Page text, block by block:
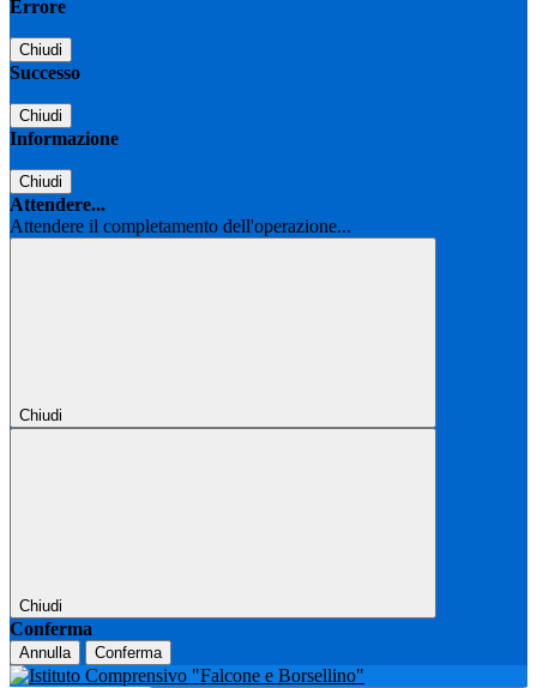
Errore
Chiudi
Successo
Chiudi
Informazione
Chiudi
Attendere...
Attendere il completamento dell'operazione...
Chiudi
Chiudi
Conferma
Annulla Conferma